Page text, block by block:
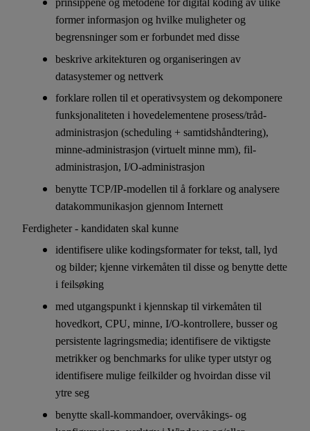
prinsippene og metodene for digital koding av ulike
former informasjon og hvilke muligheter og
begrensninger som er forbundet med disse
beskrive arkitekturen og organiseringen av
datasystemer og nettverk
forklare rollen til et operativsystem og dekomponere
funksjonaliteten i hovedelementene prosess/tråd-
administrasjon (scheduling + samtidshåndtering),
minne-administrasjon (virtuelt minne mm), fil-
administrasjon, I/O-administrasjon
benytte TCP/IP-modellen til å forklare og analysere
datakommunikasjon gjennom Internett
Ferdigheter - kandidaten skal kunne
identifisere ulike kodingsformater for tekst, tall, lyd
og bilder; kjenne virkemåten til disse og benytte dette
i feilsøking
med utgangspunkt i kjennskap til virkemåten til
hovedkort, CPU, minne, I/O-kontrollere, busser og
persistente lagringsmedia; identifisere de viktigste
metrikker og benchmarks for ulike typer utstyr og
identifisere mulige feilkilder og hvoirdan disse vil
ytre seg
benytte skall-kommandoer, overvåkings- og